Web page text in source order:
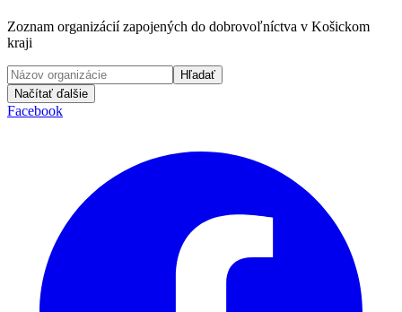
Zoznam organizácií zapojených do dobrovoľníctva v Košickom
kraji
Hľadať
Načítať ďalšie
Facebook